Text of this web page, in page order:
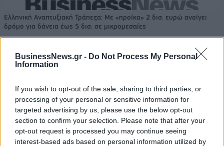
BusinessNews.gr - Do Not Process My Personal
Information
If you wish to opt-out of the sale, sharing to third parties, or
processing of your personal or sensitive information for
targeted advertising by us, please use the below opt-out
section to confirm your selection. Please note that after your
opt-out request is processed you may continue seeing
interest-based ads based on personal information utilized by
Ελληνική Αναπτυξιακή Τράπεζα: Με «προίκα» 2 δισ. ευρώ ανοίγει
δρόμο για δάνεια έως 5 δισ. σε μικρομεσαίες
εκατ. ευρώ και αύξηση κερδών
57% - Τα νέα στοιχήματα σε
low & non alcohol
Χρηματοοικονομικός
σύμβουλος της ΔΕΗ για την
είσοδο στην πολωνική αγορά
ενέργειας